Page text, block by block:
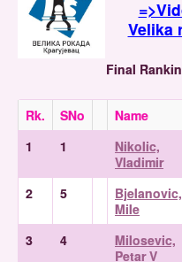
Velika
Final
Rk. SNo Name
1
1
Nikolic,
Vladimir
2 5
Bjelanovic,
Mile
3 4
Milosevic,
Petar V